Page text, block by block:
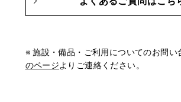
※ 施設・備品・ご利用についてのお問い
のページよりご連絡ください。